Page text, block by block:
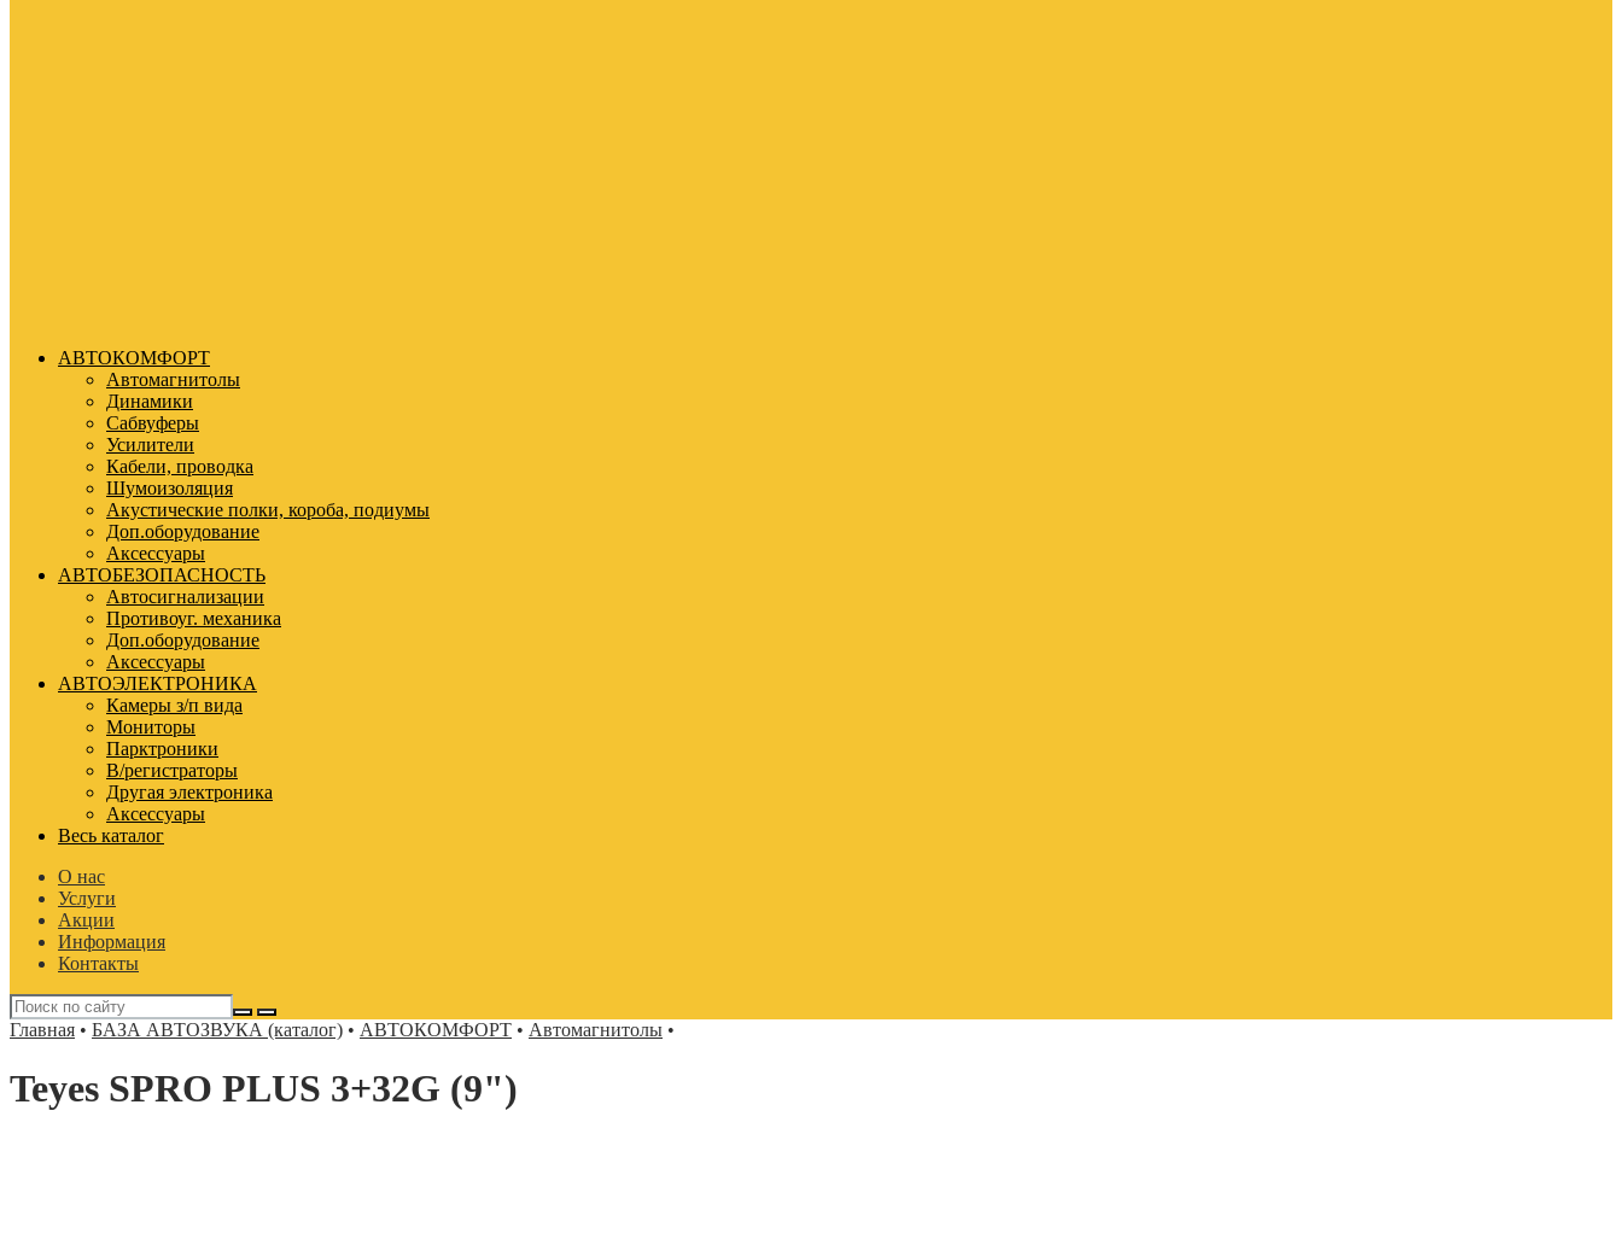
АВТОКОМФОРТ
Автомагнитолы
Динамики
Сабвуферы
Усилители
Кабели, проводка
Шумоизоляция
Акустические полки, короба, подиумы
Доп.оборудование
Аксессуары
АВТОБЕЗОПАСНОСТЬ
Автосигнализации
Противоуг. механика
Доп.оборудование
Аксессуары
АВТОЭЛЕКТРОНИКА
Камеры з/п вида
Мониторы
Парктроники
В/регистраторы
Другая электроника
Аксессуары
Весь каталог
О нас
Услуги
Акции
Информация
Контакты
Главная • БАЗА АВТОЗВУКА (каталог) • АВТОКОМФОРТ • Автомагнитолы •
Teyes SPRO PLUS 3+32G (9")